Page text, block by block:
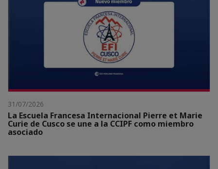
31/07/2026
La Escuela Francesa Internacional Pierre et Marie
Curie de Cusco se une a la CCIPF como miembro
asociado